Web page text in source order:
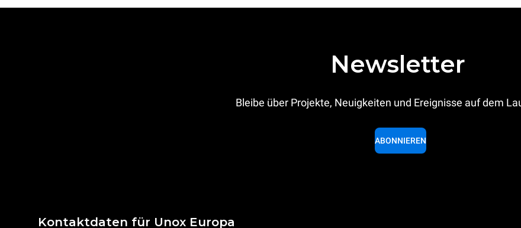
Newsletter
Bleibe über Projekte, Neuigkeiten und Ereignisse auf dem
ABONNIEREN
Kontaktdaten für Unox Europa